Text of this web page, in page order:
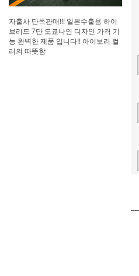
자출사 단독판매!!! 일본수출용 하이
브리드 7단 도쿄나인 디자인 가격 기
능 완벽한 제품 입니다!! 아이보리 컬
러의 따뜻함